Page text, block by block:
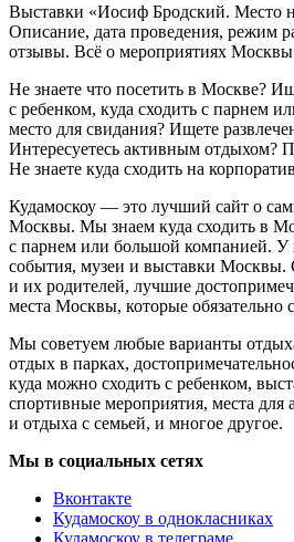
Выставки «Иосиф Бродский. Место
Описание, дата проведения, режим
отзывы. Всё о мероприятиях
Не знаете что посетить в Москве?
с ребенком, куда сходить с парнем
место для свидания? Ищете
Интересуетесь активным отдыхом?
Не знаете куда сходить на
Кудамоскоу — это лучший сайт о
Москвы. Мы знаем куда сходить в
с парнем или большой компанией. У
события, музеи и выставки Москвы.
и их родителей, лучшие
места Москвы, которые обязательно
Мы советуем любые варианты
отдых в парках,
куда можно сходить с ребенком,
спортивные мероприятия, места для
и отдыха с семьей, и многое другое.
Мы в социальных сетях
Вконтакте
Кудамоскоу в однокласниках
Кудамоскоу в телеграме